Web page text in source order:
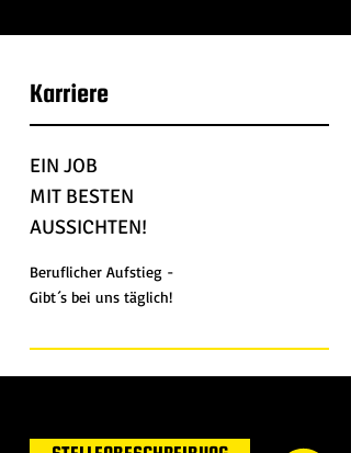
Karriere
EIN JOB
MIT BESTEN
AUSSICHTEN!
Beruflicher Aufstieg -
Gibt´s bei uns täglich!